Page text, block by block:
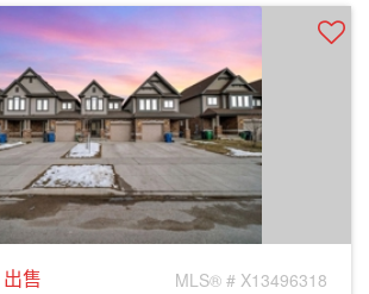
出售 MLS® # X13496318